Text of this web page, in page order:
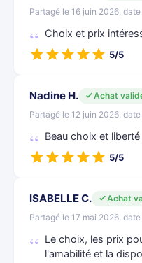
Partagé le 16 juin 2026,
Choix et prix
5/5
Nadine H.
Achat
Partagé le 12 juin 2026,
Beau choix et
5/5
ISABELLE C.
Achat
Partagé le 17 mai 2026,
Le choix, les prix
l'amabilité et la